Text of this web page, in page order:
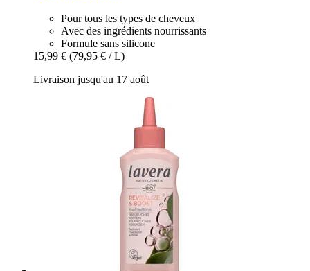
Pour tous les types de cheveux
Avec des ingrédients nourrissants
Formule sans silicone
15,99 € (79,95 € / L)
Livraison jusqu'au 17 août